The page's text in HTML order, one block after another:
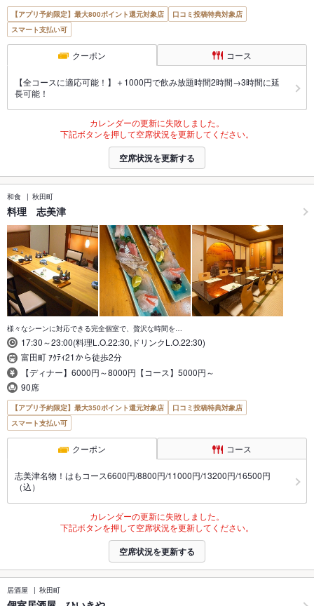
【アプリ予約限定】最大800ポイント還元対象店
口コミ投稿特典対象店
スマート支払い可
クーポン コース
【全コースに適応可能！】＋1000円で飲み放題時間2時間→3時間に延
長可能！
カレンダーの更新に失敗しました。
下記ボタンを押して空席状況を更新してください。
空席状況を更新する
和食 秋田町
料理 志美津
様々なシーンに対応できる完全個室で、贅沢な時間を…
17:30～23:00(料理L.O.22:30,ドリンクL.O.22:30)
富田町 ｱｸﾃｨ21から徒歩2分
【ディナー】6000円～8000円【コース】5000円～
90席
【アプリ予約限定】最大350ポイント還元対象店
口コミ投稿特典対象店
スマート支払い可
クーポン コース
志美津名物！はもコース6600円/8800円/11000円/13200円/16500円
（込）
カレンダーの更新に失敗しました。
下記ボタンを押して空席状況を更新してください。
空席状況を更新する
居酒屋 秋田町